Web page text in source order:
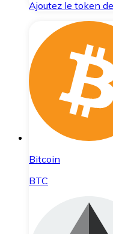
Ajoutez le token
Bitcoin
BTC